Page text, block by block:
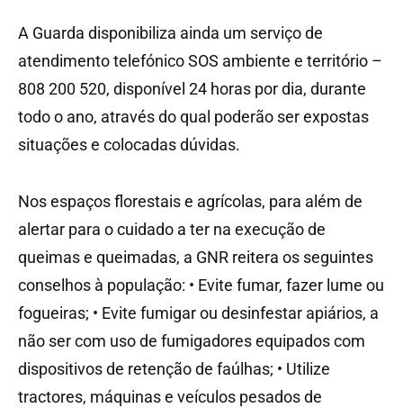
A Guarda disponibiliza ainda um serviço de
atendimento telefónico SOS ambiente e território –
808 200 520, disponível 24 horas por dia, durante
todo o ano, através do qual poderão ser expostas
situações e colocadas dúvidas.
Nos espaços florestais e agrícolas, para além de
alertar para o cuidado a ter na execução de
queimas e queimadas, a GNR reitera os seguintes
conselhos à população: • Evite fumar, fazer lume ou
fogueiras; • Evite fumigar ou desinfestar apiários, a
não ser com uso de fumigadores equipados com
dispositivos de retenção de faúlhas; • Utilize
tractores, máquinas e veículos pesados de